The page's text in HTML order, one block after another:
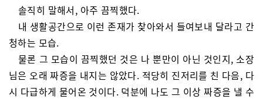
솔직히 말해서, 아주 끔찍했다.
내 생활공간으로 이런 존재가 찾아와서 들여보내 달라고 간
청하는 모습.
물론 그 모습이 끔찍했던 것은 나 뿐만이 아닌 것인지, 소장
님은 오래 짜증을 내지는 않았다. 적당히 진저리를 친 다음, 다
시 다급하게 물어온 것이다. 덕분에 나도 그 이상 짜증을 낼 수